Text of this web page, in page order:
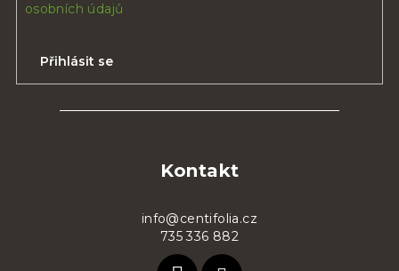
osobních údajů
Přihlásit se
Kontakt
info@centifolia.cz
735 336 882